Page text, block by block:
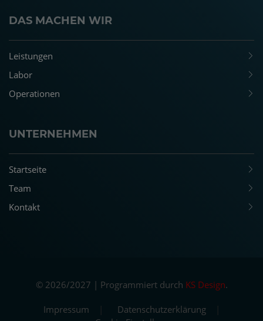
DAS MACHEN WIR
Leistungen
Labor
Operationen
UNTERNEHMEN
Startseite
Team
Kontakt
© 2026/2027 | Programmiert durch KS Design.
Impressum Datenschutzerklärung|